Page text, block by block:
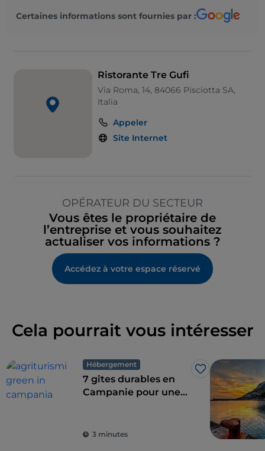
Certaines informations sont fournies par :
Ristorante Tre Gufi
Via Roma, 14, 84066 Pisciotta SA,
Italia
Appeler
Site Internet
OPÉRATEUR DU SECTEUR
Vous êtes le propriétaire de
l’entreprise et vous souhaitez
actualiser vos informations ?
Accédez à votre espace réservé
Cela pourrait vous intéresser
Hébergement
J’aime
7 gîtes durables en
Campanie pour une
du goût
3 minutes